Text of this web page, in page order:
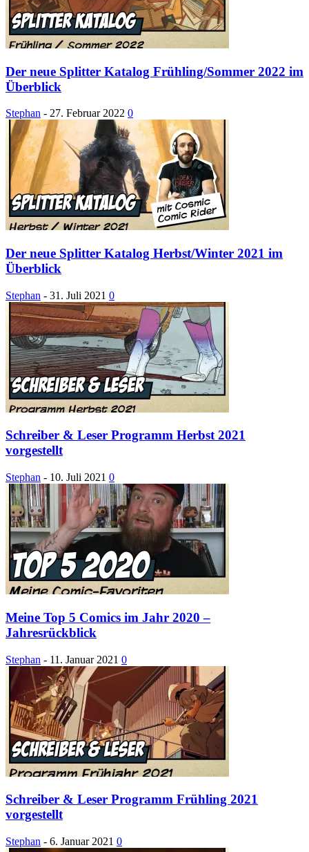
Der neue Splitter Katalog Frühling/Sommer 2022 im
Überblick
Stephan - 27. Februar 2022 0
Der neue Splitter Katalog Herbst/Winter 2021 im
Überblick
Stephan - 31. Juli 2021 0
Schreiber & Leser Programm Herbst 2021
vorgestellt
Stephan - 10. Juli 2021 0
Meine Top 5 Comics im Jahr 2020 –
Jahresrückblick
Stephan - 11. Januar 2021 0
Schreiber & Leser Programm Frühling 2021
vorgestellt
Stephan - 6. Januar 2021 0